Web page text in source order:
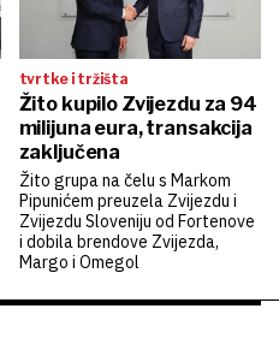
tvrtke i tržišta
Žito kupilo Zvijezdu za 94
milijuna eura, transakcija
zaključena
Žito grupa na čelu s Markom
Pipunićem preuzela Zvijezdu i
Zvijezdu Sloveniju od Fortenove
i dobila brendove Zvijezda,
Margo i Omegol